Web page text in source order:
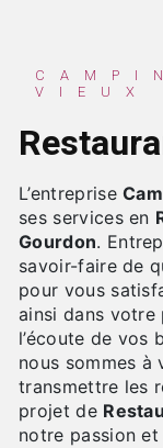
CAMPING LE MOULIN
VIEUX
L’entreprise
ses services en
Gourdon.
savoir-faire de
pour vous
ainsi dans votre
l’écoute de vos
nous sommes
transmettre les
projet de
notre passion